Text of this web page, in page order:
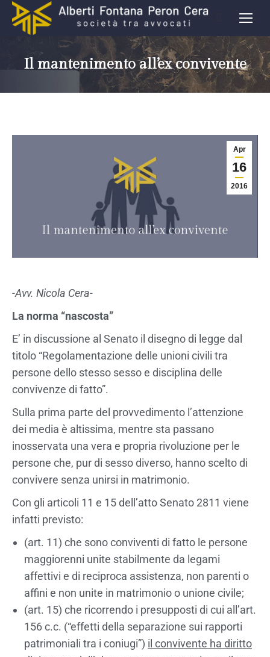
Il mantenimento all’ex convivente
Apr
16
2016
-Avv. Nicola Cera-
La norma “nascosta”
E’ in discussione al Senato il disegno di legge dal
titolo “Regolamentazione delle unioni civili tra
persone dello stesso sesso e disciplina delle
convivenze di fatto”.
Sulla prima parte del provvedimento l’attenzione
dei media è altissima, mentre sta passano
inosservata una vera e propria rivoluzione per le
persone che, pur di sesso diverso, hanno scelto di
convivere senza unirsi in matrimonio.
Con gli articoli 11 e 15 dell’atto Senato 2811 viene
infatti previsto:
(art. 11) che sono conviventi di fatto le persone
maggiorenni unite stabilmente da legami
affettivi e di reciproca assistenza, non parenti o
affini e non unite in matrimonio o unione civile;
(art. 15) che ricorrendo i presupposti di cui all’art.
156 c.c. (“effetti della separazione sui rapporti
patrimoniali tra i coniugi”) il convivente ha diritto